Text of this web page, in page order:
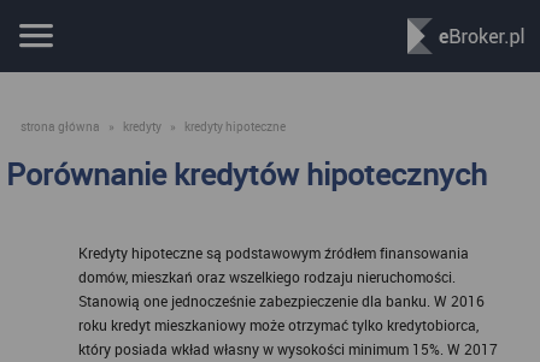
strona główna » kredyty » kredyty hipoteczne
Porównanie kredytów hipotecznych
Kredyty hipoteczne są podstawowym źródłem finansowania
domów, mieszkań oraz wszelkiego rodzaju nieruchomości.
Stanowią one jednocześnie zabezpieczenie dla banku. W 2016
roku kredyt mieszkaniowy może otrzymać tylko kredytobiorca,
który posiada wkład własny w wysokości minimum 15%. W 2017